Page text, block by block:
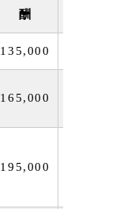
酬
135,000
165,000
195,000